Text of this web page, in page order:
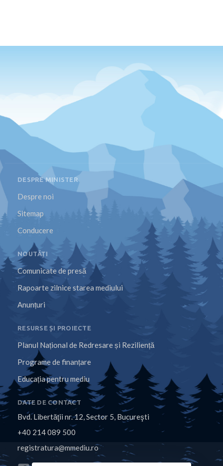
DESPRE MINISTER
Despre noi
Sitemap
Conducere
NOUTĂȚI
Comunicate de presă
Rapoarte zilnice starea mediului
Anunțuri
RESURSE ȘI PROIECTE
Planul Național de Redresare și Reziliență
Programe de finanțare
Educația pentru mediu
DATE DE CONTACT
Bvd. Libertăţii nr. 12, Sector 5, Bucureşti
+40 214 089 500
registratura@mmediu.ro